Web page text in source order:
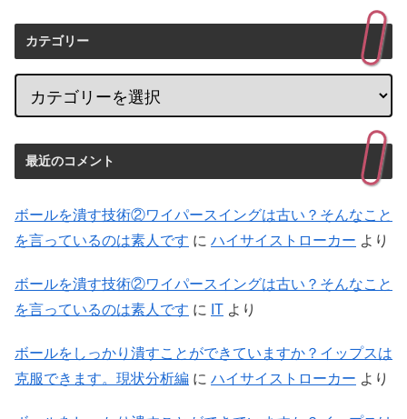
カテゴリー
最近のコメント
ボールを潰す技術②ワイパースイングは古い？そんなこと
を言っているのは素人です に ハイサイストローカー より
ボールを潰す技術②ワイパースイングは古い？そんなこと
を言っているのは素人です に IT より
ボールをしっかり潰すことができていますか？イップスは
克服できます。現状分析編 に ハイサイストローカー より